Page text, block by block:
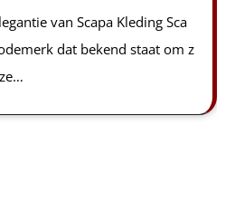
van Scapa Kleding Sca
dat bekend staat om z